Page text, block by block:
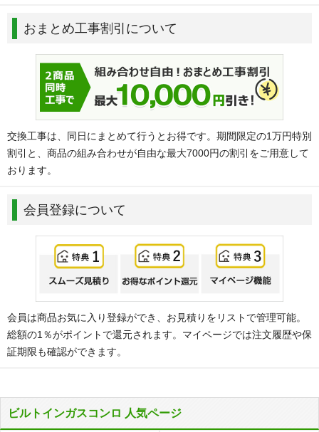
おまとめ工事割引について
交換工事は、同日にまとめて行うとお得です。期間限定の1万円特別
割引と、商品の組み合わせが自由な最大7000円の割引をご用意して
おります。
会員登録について
会員は商品お気に入り登録ができ、お見積りをリストで管理可能。
総額の1％がポイントで還元されます。マイページでは注文履歴や保
証期限も確認ができます。
ビルトインガスコンロ 人気ページ